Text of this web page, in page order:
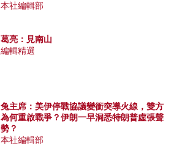
本社編輯部
葛亮：見南山
編輯精選
兔主席：美伊停戰協議變衝突導火線，雙方
為何重啟戰爭？伊朗一早洞悉特朗普虛張聲
勢？
本社編輯部